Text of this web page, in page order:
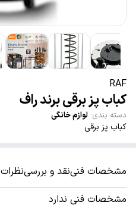
RAF
کباب پز برقی برند راف
دسته بندی: لوازم خانگی
کباب پز برقی
مشخصات فنینقد و بررسینظرات
مشخصات فنی ندارد